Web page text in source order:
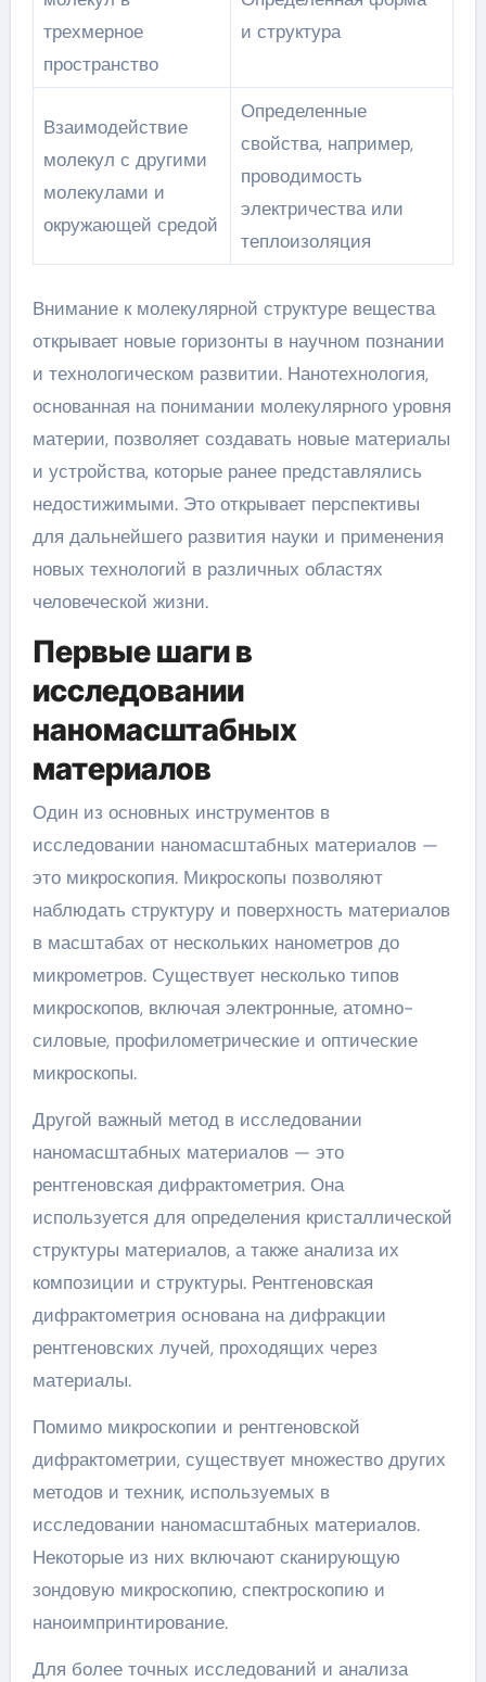
трехмерное
пространство
и структура
Взаимодействие
молекул с другими
молекулами и
окружающей средой
Определенные
свойства, например,
проводимость
электричества или
теплоизоляция
Внимание к молекулярной структуре вещества
открывает новые горизонты в научном познании
и технологическом развитии. Нанотехнология,
основанная на понимании молекулярного уровня
материи, позволяет создавать новые материалы
и устройства, которые ранее представлялись
недостижимыми. Это открывает перспективы
для дальнейшего развития науки и применения
новых технологий в различных областях
человеческой жизни.
Первые шаги в
исследовании
наномасштабных
материалов
Один из основных инструментов в
исследовании наномасштабных материалов —
это микроскопия. Микроскопы позволяют
наблюдать структуру и поверхность материалов
в масштабах от нескольких нанометров до
микрометров. Существует несколько типов
микроскопов, включая электронные, атомно-
силовые, профилометрические и оптические
микроскопы.
Другой важный метод в исследовании
наномасштабных материалов — это
рентгеновская дифрактометрия. Она
используется для определения кристаллической
структуры материалов, а также анализа их
композиции и структуры. Рентгеновская
дифрактометрия основана на дифракции
рентгеновских лучей, проходящих через
материалы.
Помимо микроскопии и рентгеновской
дифрактометрии, существует множество других
методов и техник, используемых в
исследовании наномасштабных материалов.
Некоторые из них включают сканирующую
зондовую микроскопию, спектроскопию и
наноимпринтирование.
Для более точных исследований и анализа